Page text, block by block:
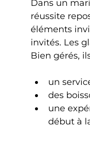
Dans un
réussite
éléments
invités. Les
Bien gérés,
un
des
une
début à